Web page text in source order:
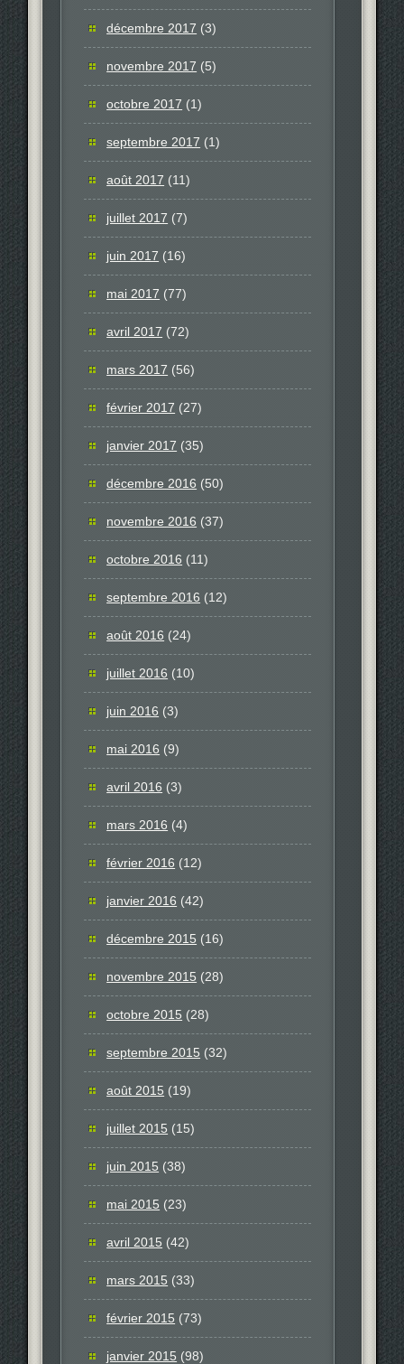
décembre 2017 (3)
novembre 2017 (5)
octobre 2017 (1)
septembre 2017 (1)
août 2017 (11)
juillet 2017 (7)
juin 2017 (16)
mai 2017 (77)
avril 2017 (72)
mars 2017 (56)
février 2017 (27)
janvier 2017 (35)
décembre 2016 (50)
novembre 2016 (37)
octobre 2016 (11)
septembre 2016 (12)
août 2016 (24)
juillet 2016 (10)
juin 2016 (3)
mai 2016 (9)
avril 2016 (3)
mars 2016 (4)
février 2016 (12)
janvier 2016 (42)
décembre 2015 (16)
novembre 2015 (28)
octobre 2015 (28)
septembre 2015 (32)
août 2015 (19)
juillet 2015 (15)
juin 2015 (38)
mai 2015 (23)
avril 2015 (42)
mars 2015 (33)
février 2015 (73)
janvier 2015 (98)